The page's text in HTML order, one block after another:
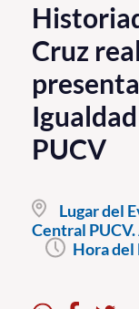
PUCV
Vinculación con
Admisión
Pregrado
Postgrado
Formación
Cruz
PUCV
Lugar del
Central
Hora del